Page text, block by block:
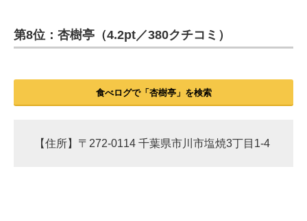
第8位：杏樹亭（4.2pt／380クチコミ）
食べログで「杏樹亭」を検索
【住所】〒272-0114 千葉県市川市塩焼3丁目1-4